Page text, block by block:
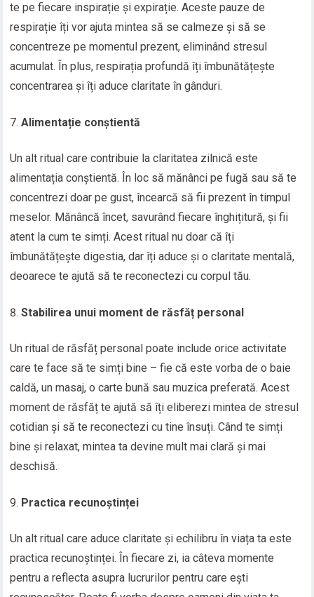
te pe fiecare inspirație și expirație. Aceste pauze de
respirație îți vor ajuta mintea să se calmeze și să se
concentreze pe momentul prezent, eliminând stresul
acumulat. În plus, respirația profundă îți îmbunătățește
concentrarea și îți aduce claritate în gânduri.
Alimentație conștientă
Un alt ritual care contribuie la claritatea zilnică este
alimentația conștientă. În loc să mănânci pe fugă sau să te
concentrezi doar pe gust, încearcă să fii prezent în timpul
meselor. Mănâncă încet, savurând fiecare înghițitură, și fii
atent la cum te simți. Acest ritual nu doar că îți
îmbunătățește digestia, dar îți aduce și o claritate mentală,
deoarece te ajută să te reconectezi cu corpul tău.
Stabilirea unui moment de răsfăț personal
Un ritual de răsfăț personal poate include orice activitate
care te face să te simți bine – fie că este vorba de o baie
caldă, un masaj, o carte bună sau muzica preferată. Acest
moment de răsfăț te ajută să îți eliberezi mintea de stresul
cotidian și să te reconectezi cu tine însuți. Când te simți
bine și relaxat, mintea ta devine mult mai clară și mai
deschisă.
Practica recunoștinței
Un alt ritual care aduce claritate și echilibru în viața ta este
practica recunoștinței. În fiecare zi, ia câteva momente
pentru a reflecta asupra lucrurilor pentru care ești